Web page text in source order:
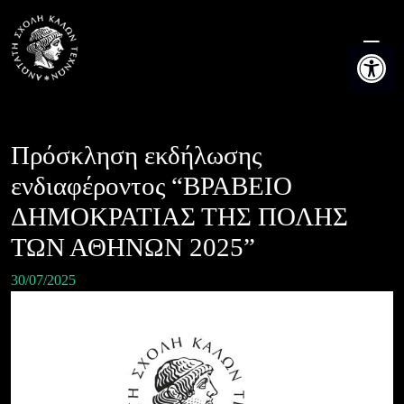
Ανοίξτε
content
Πρόσκληση εκδήλωσης
ενδιαφέροντος “ΒΡΑΒΕΙΟ
ΔΗΜΟΚΡΑΤΙΑΣ ΤΗΣ ΠΟΛΗΣ
ΤΩΝ ΑΘΗΝΩΝ 2025”
30/07/2025